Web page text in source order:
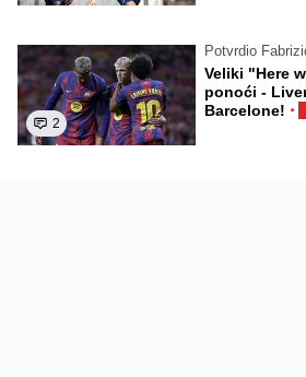
2
Potvrdio
Veliki "Here
ponoći -
Barcelone! ·